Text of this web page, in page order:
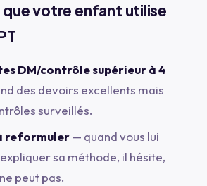
que votre enfant utilise
DM/contrôle supérieur à 4
des devoirs excellents mais
surveillés.
reformuler— quand vous lui
sa méthode, il hésite,
peut pas.